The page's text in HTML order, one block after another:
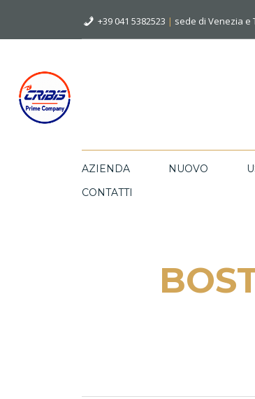
+39 041 5382523 | sede di Venezia e
AZIENDA NUOVO
CONTATTI